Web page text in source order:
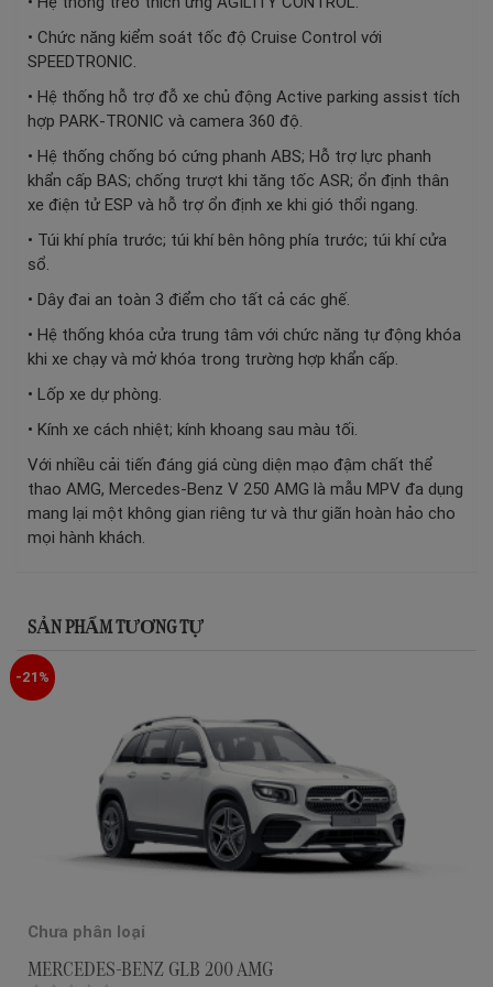
• Chức năng kiểm soát tốc độ Cruise Control với
SPEEDTRONIC.
• Hệ thống hỗ trợ đỗ xe chủ động Active parking assist tích
hợp PARK-TRONIC và camera 360 độ.
• Hệ thống chống bó cứng phanh ABS; Hỗ trợ lực phanh
khẩn cấp BAS; chống trượt khi tăng tốc ASR; ổn định thân
xe điện tử ESP và hỗ trợ ổn định xe khi gió thổi ngang.
• Túi khí phía trước; túi khí bên hông phía trước; túi khí cửa
sổ.
• Dây đai an toàn 3 điểm cho tất cả các ghế.
• Hệ thống khóa cửa trung tâm với chức năng tự động khóa
khi xe chạy và mở khóa trong trường hợp khẩn cấp.
• Lốp xe dự phòng.
• Kính xe cách nhiệt; kính khoang sau màu tối.
Với nhiều cải tiến đáng giá cùng diện mạo đậm chất thể
thao AMG, Mercedes-Benz V 250 AMG là mẫu MPV đa dụng
mang lại một không gian riêng tư và thư giãn hoàn hảo cho
mọi hành khách.
SẢN PHẨM TƯƠNG TỰ
-21%
Chưa phân loại
MERCEDES-BENZ GLB 200 AMG